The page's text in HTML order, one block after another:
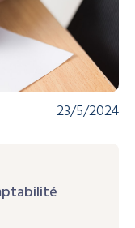
23/5/2024